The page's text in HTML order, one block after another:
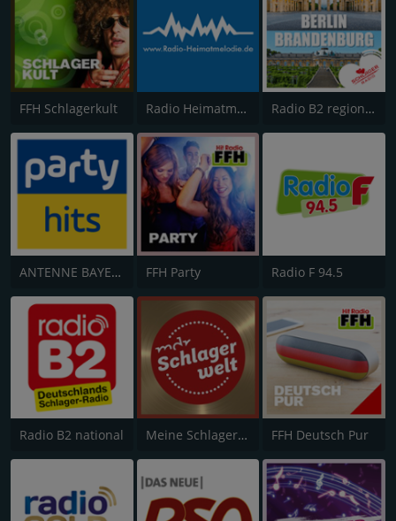
FFH Schlagerkult Radio Heimatmelodie Radio B2 regional Berlin-Brandenburg 106.0 FM
ANTENNE BAYERN Party Hits FFH Party Radio F 94.5
Radio B2 national Meine Schlagerwelt FFH Deutsch Pur